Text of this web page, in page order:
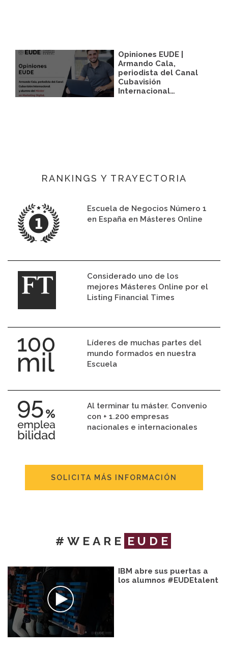
Opiniones EUDE |
Armando Cala,
periodista del Canal
Cubavisión
Internacional…
RANKINGS Y TRAYECTORIA
Escuela de Negocios Número 1
en España en Másteres Online
Considerado uno de los
mejores Másteres Online por el
Listing Financial Times
Líderes de muchas partes del
mundo formados en nuestra
Escuela
Al terminar tu máster. Convenio
con + 1.200 empresas
nacionales e internacionales
SOLICITA MÁS INFORMACIÓN
#WEARE EUDE
IBM abre sus puertas a
los alumnos #EUDEtalent